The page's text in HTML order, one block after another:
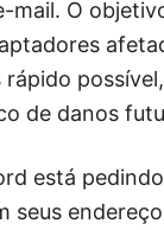
mail. O
possível,
de danos
está
seus